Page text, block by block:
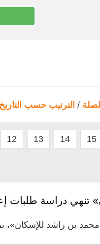
/ الترتيب حسب التاريخ
12 13 14 15
تنهي دراسة طلبات
راشد للإسكان»،